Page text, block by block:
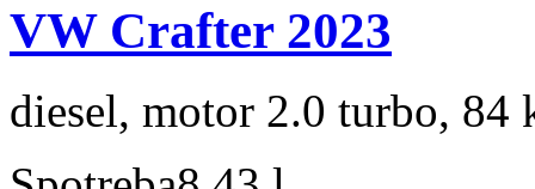
VW Crafter 2023
diesel, motor 2.0 turbo, 84